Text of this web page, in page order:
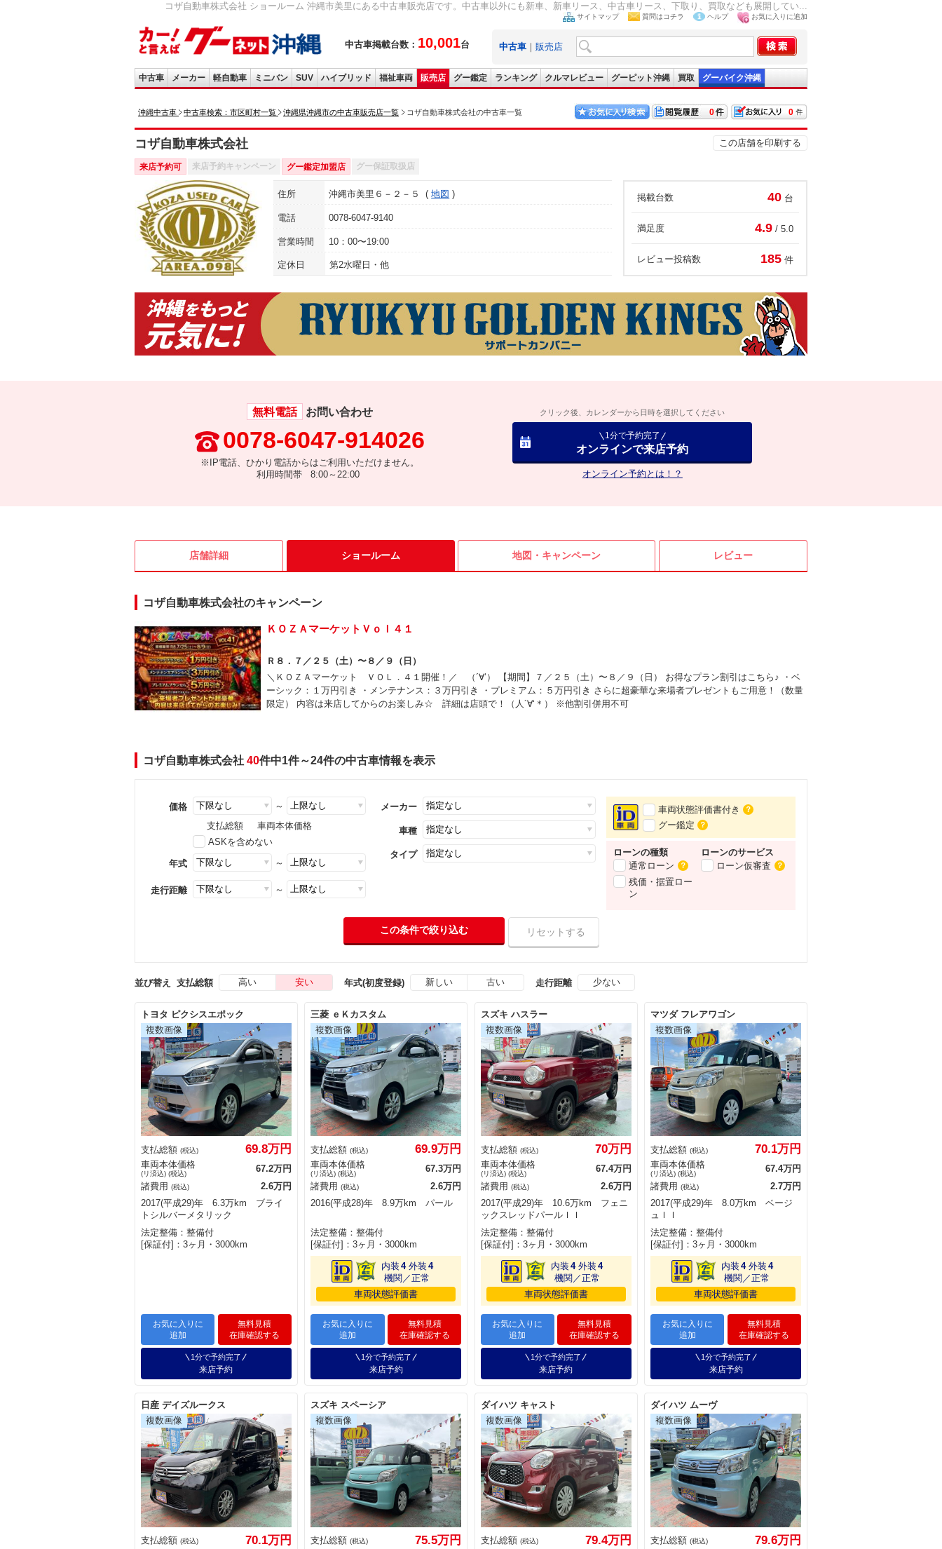
コザ自動車株式会社 ショールーム 沖縄市美里にある中古車販売店です。中古車以外にも新車、新車リース、中古車リース、下取り、買取なども展開してい...
中古車掲載台数： 10,001台
サイトマップ 質問はコチラ ヘルプ お気に入りに追加
中古車 ｜ 販売店
中古車 メーカー 軽自動車 ミニバン SUV ハイブリッド 福祉車両 販売店 グー鑑定 ランキング クルマレビュー グーピット沖縄 買取 グーバイク沖縄
沖縄中古車 中古車検索：市区町村一覧 沖縄県沖縄市の中古車販売店一覧 コザ自動車株式会社の中古車一覧 0
0
コザ自動車株式会社 この店舗を印刷する
来店予約可 来店予約キャンペーン グー鑑定加盟店 グー保証取扱店
住所 沖縄市美里６－２－５ 地図
電話 0078-6047-9140
営業時間 10：00〜19:00
定休日 第2水曜日・他
掲載台数 40 台
満足度 4.9 / 5.0
レビュー投稿数 185 件
無料電話 お問い合わせ
0078-6047-914026
※IP電話、ひかり電話からはご利用いただけません。
利用時間帯 8:00～22:00
クリック後、カレンダーから日時を選択してください
1分で予約完了
オンラインで来店予約
オンライン予約とは！？
店舗詳細 ショールーム 地図・ キャンペーン レビュー
コザ自動車株式会社のキャンペーン
ＫＯＺＡマーケットＶｏｌ４１
Ｒ８．７／２５（土）〜８／９（日）
＼ＫＯＺＡマーケット ＶＯＬ．４１開催！／ （´∀‘） 【期間】７／２５（土）〜８／９（日） お得なプラン割引はこちら♪ ・ベ
ーシック：１万円引き ・メンテナンス：３万円引き ・プレミアム：５万円引き さらに超豪華な来場者プレゼントもご用意！（数量
限定） 内容は来店してからのお楽しみ☆ 詳細は店頭で！（人´∀‘＊） ※他割引併用不可
コザ自動車株式会社 40件中1件～24件の中古車情報を表示
価格
～
支払総額
車両本体価格
ASKを含めない
年式 ～
走行距離 ～
メーカー
車種
タイプ
車両状態評価書付き ？
グー鑑定 ？
ローンの種類
通常ローン
？
残価・据置ロー
ン
ローンのサービス
ローン仮審査
？
並び替え 支払総額 高い 安い 年式(初度登録) 新しい 古い 走行距離 少ない
トヨタ ピクシスエポック
支払総額 (税込) 69.8万円
車両本体価格
(リ済込) (税込)
67.2万円
諸費用 (税込)
2.6万円
2017(平成29)年 6.3万km ブライ
トシルバーメタリック
法定整備：整備付
[保証付]：3ヶ月・3000km
お気に入りに
追加
無料見積
在庫確認する
1分で予約完了
来店予約
三菱 ｅＫカスタム
支払総額 (税込) 69.9万円
車両本体価格
(リ済込) (税込)
67.3万円
諸費用 (税込)
2.6万円
2016(平成28)年 8.9万km パール
法定整備：整備付
[保証付]：3ヶ月・3000km
内装 4 外装 4
機関／正常
車両状態評価書
お気に入りに
追加
無料見積
在庫確認する
1分で予約完了
来店予約
スズキ ハスラー
支払総額 (税込) 70万円
車両本体価格
(リ済込) (税込)
67.4万円
諸費用 (税込)
2.6万円
2017(平成29)年 10.6万km フェニ
ックスレッドパールＩＩ
法定整備：整備付
[保証付]：3ヶ月・3000km
内装 4 外装 4
機関／正常
車両状態評価書
お気に入りに
追加
無料見積
在庫確認する
1分で予約完了
来店予約
マツダ フレアワゴン
支払総額 (税込) 70.1万円
車両本体価格
(リ済込) (税込)
67.4万円
諸費用 (税込)
2.7万円
2017(平成29)年 8.0万km ベージ
ュＩＩ
法定整備：整備付
[保証付]：3ヶ月・3000km
内装 4 外装 4
機関／正常
車両状態評価書
お気に入りに
追加
無料見積
在庫確認する
1分で予約完了
来店予約
日産 デイズルークス
支払総額 (税込) 70.1万円
スズキ スペーシア
支払総額 (税込) 75.5万円
ダイハツ キャスト
支払総額 (税込) 79.4万円
ダイハツ ムーヴ
支払総額 (税込) 79.6万円